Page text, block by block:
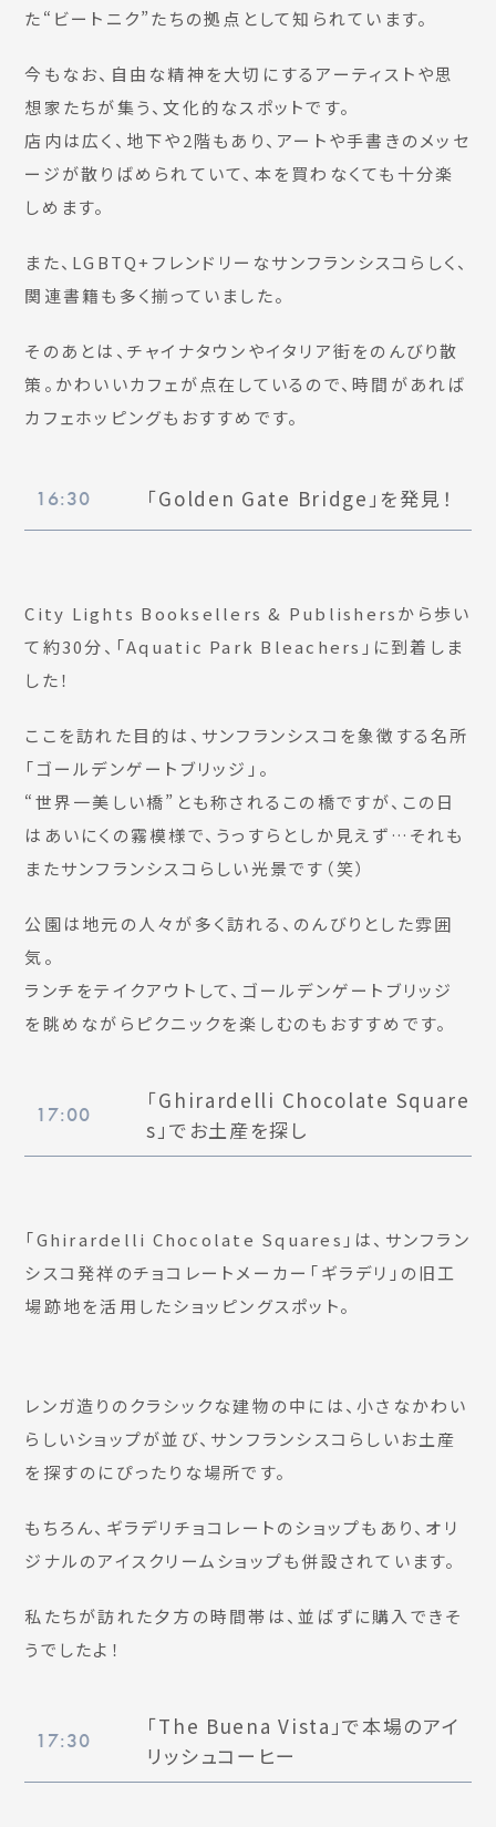
た“ビートニク”たちの拠点として知られています。
今もなお、自由な精神を大切にするアーティストや思
想家たちが集う、文化的なスポットです。
店内は広く、地下や2階もあり、アートや手書きのメッセ
ージが散りばめられていて、本を買わなくても十分楽
しめます。
また、LGBTQ+フレンドリーなサンフランシスコらしく、
関連書籍も多く揃っていました。
そのあとは、チャイナタウンやイタリア街をのんびり散
策。かわいいカフェが点在しているので、時間があれば
カフェホッピングもおすすめです。
16:30 「Golden Gate Bridge」を発見！
City Lights Booksellers & Publishersから歩い
て約30分、「Aquatic Park Bleachers」に到着しま
した！
ここを訪れた目的は、サンフランシスコを象徴する名所
「ゴールデンゲートブリッジ」。
“世界一美しい橋”とも称されるこの橋ですが、この日
はあいにくの霧模様で、うっすらとしか見えず…それも
またサンフランシスコらしい光景です（笑）
公園は地元の人々が多く訪れる、のんびりとした雰囲
気。
ランチをテイクアウトして、ゴールデンゲートブリッジ
を眺めながらピクニックを楽しむのもおすすめです。
17:00
「Ghirardelli Chocolate Square
s」でお土産を探し
「Ghirardelli Chocolate Squares」は、サンフラン
シスコ発祥のチョコレートメーカー「ギラデリ」の旧工
場跡地を活用したショッピングスポット。
レンガ造りのクラシックな建物の中には、小さなかわい
らしいショップが並び、サンフランシスコらしいお土産
を探すのにぴったりな場所です。
もちろん、ギラデリチョコレートのショップもあり、オリ
ジナルのアイスクリームショップも併設されています。
私たちが訪れた夕方の時間帯は、並ばずに購入できそ
うでしたよ！
17:30
「The Buena Vista」で本場のアイ
リッシュコーヒー